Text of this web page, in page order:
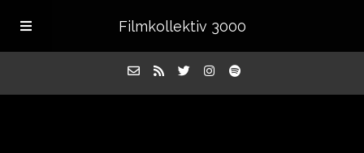
Filmkollektiv 3000